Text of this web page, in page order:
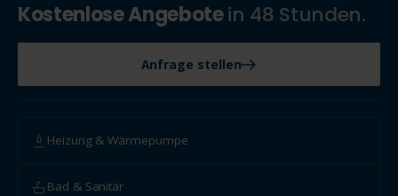
Kostenlose Angebotein 48 Stunden.
Anfrage stellen
Heizung & Wärmepumpe
Bad & Sanitär